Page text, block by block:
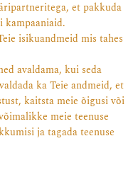
et pakkuda
kampaaniaid.
isikuandmeid mis tahes
avaldama, kui seda
ka Teie andmeid, et
kaitsta meie õigusi või
meie teenuse
ja tagada teenuse